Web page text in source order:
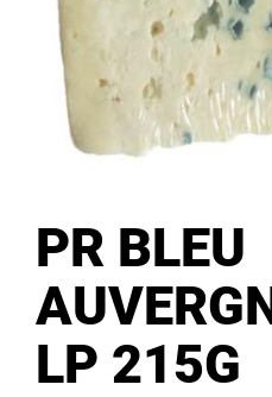
PR BLEU
LP 215G